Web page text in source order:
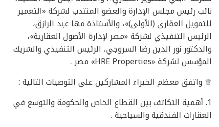
نائب رئيس مجلس الإدارة والعضو المنتدب لشركة «التعمير
للتمويل العقارى (الأولى)»، والأستاذة مها عبد الرازق،
الرئيس التنفيذي لشركة «مصر لإدارة الأصول العقارية»،
والدكتور نور الدين رضا السروجي، الرئيس التنفيذي والشريك
المؤسس لشركة «HRE Properties» مصر .
♕ واتفق معظم الخبراء المشاركين على التوصيات التالية :
1. أهمية التكاتف بين القطاع الخاص والحكومة والتوسع في
العقارات الفندقية والسياحية .